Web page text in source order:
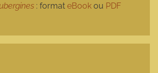
: format eBook ou PDF